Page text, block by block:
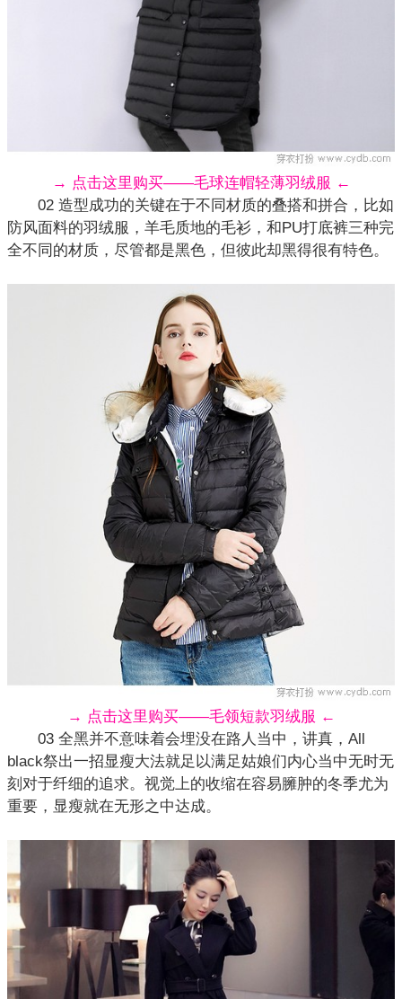
→ 点击这里购买——毛球连帽轻薄羽绒服 ←
02 造型成功的关键在于不同材质的叠搭和拼合，比如
防风面料的羽绒服，羊毛质地的毛衫，和PU打底裤三种完
全不同的材质，尽管都是黑色，但彼此却黑得很有特色。
→ 点击这里购买——毛领短款羽绒服 ←
03 全黑并不意味着会埋没在路人当中，讲真，All
black祭出一招显瘦大法就足以满足姑娘们内心当中无时无
刻对于纤细的追求。视觉上的收缩在容易臃肿的冬季尤为
重要，显瘦就在无形之中达成。